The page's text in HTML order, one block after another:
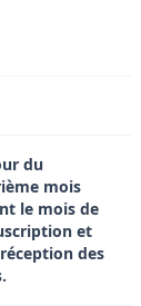
du
mois
le mois de
et
des